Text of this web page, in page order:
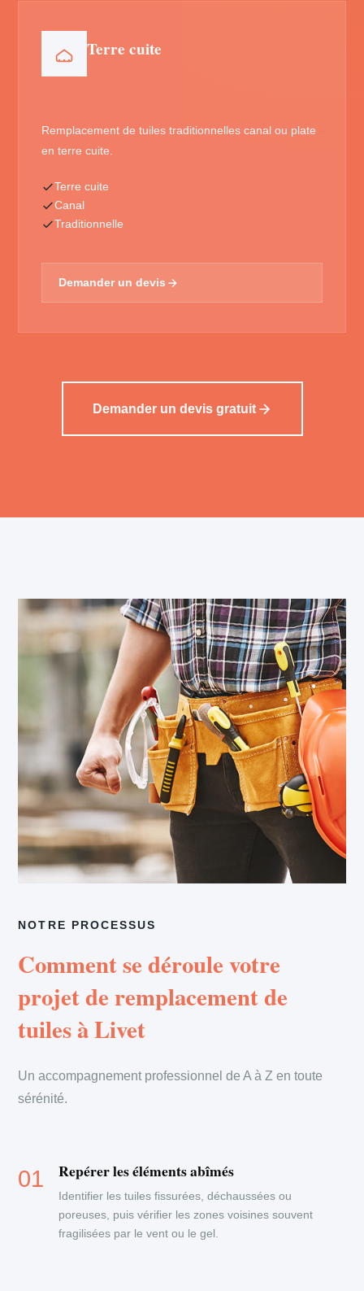
Terre cuite
Remplacement de tuiles traditionnelles canal ou plate
en terre cuite.
Terre cuite
Canal
Traditionnelle
Demander un devis
Demander un devis gratuit
NOTRE PROCESSUS
Comment se déroule votre
projet de remplacement de
tuiles à Livet
Un accompagnement professionnel de A à Z en toute
sérénité.
Repérer les éléments abîmés
Identifier les tuiles fissurées, déchaussées ou
poreuses, puis vérifier les zones voisines souvent
fragilisées par le vent ou le gel.